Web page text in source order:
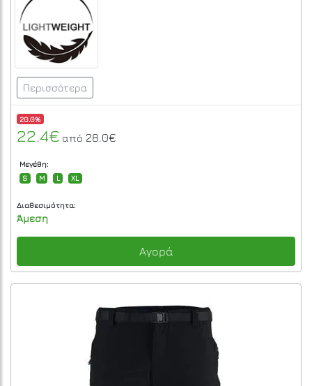
Περισσότερα
20.0%
22.4€ από 28.0€
Μεγέθη:
S
M L XL
Διαθεσιμότητα:
Άμεση
Αγορά